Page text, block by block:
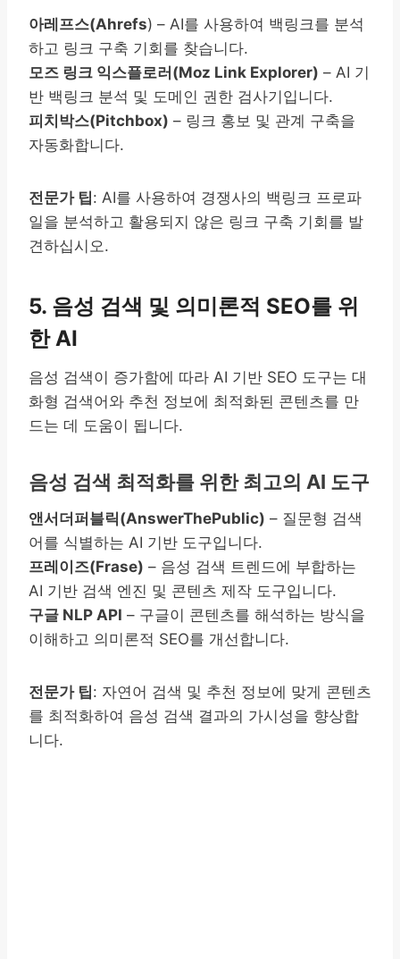
아레프스(Ahrefs) – AI를 사용하여 백링크를 분석
하고 링크 구축 기회를 찾습니다.
모즈 링크 익스플로러(Moz Link Explorer) – AI 기
반 백링크 분석 및 도메인 권한 검사기입니다.
피치박스(Pitchbox) – 링크 홍보 및 관계 구축을
자동화합니다.
전문가 팁: AI를 사용하여 경쟁사의 백링크 프로파
일을 분석하고 활용되지 않은 링크 구축 기회를 발
견하십시오.
5. 음성 검색 및 의미론적 SEO를 위
한 AI
음성 검색이 증가함에 따라 AI 기반 SEO 도구는 대
화형 검색어와 추천 정보에 최적화된 콘텐츠를 만
드는 데 도움이 됩니다.
음성 검색 최적화를 위한 최고의 AI 도구
앤서더퍼블릭(AnswerThePublic) – 질문형 검색
어를 식별하는 AI 기반 도구입니다.
프레이즈(Frase) – 음성 검색 트렌드에 부합하는
AI 기반 검색 엔진 및 콘텐츠 제작 도구입니다.
구글 NLP API – 구글이 콘텐츠를 해석하는 방식을
이해하고 의미론적 SEO를 개선합니다.
전문가 팁: 자연어 검색 및 추천 정보에 맞게 콘텐츠
를 최적화하여 음성 검색 결과의 가시성을 향상합
니다.